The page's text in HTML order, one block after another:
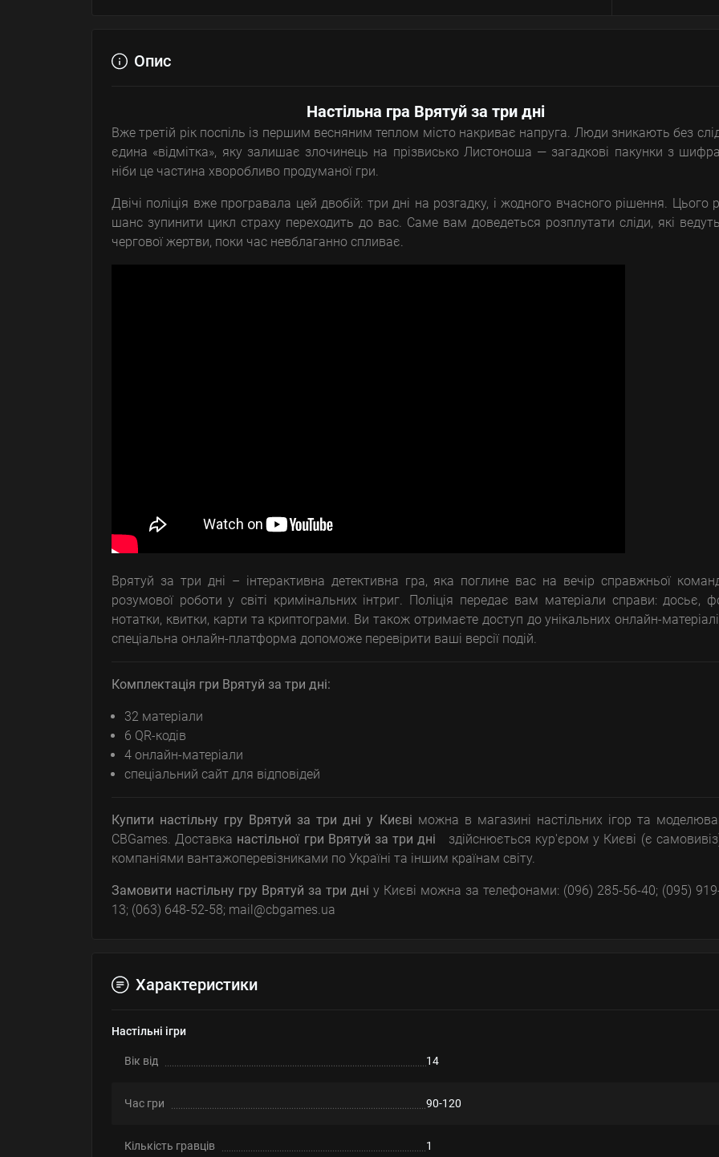
Опис
Настільна гра Врятуй за три дні
Вже третій рік поспіль із першим весняним теплом місто накриває напруга. Люди зникають без
єдина «відмітка», яку залишає злочинець на прізвисько Листоноша — загадкові пакунки з
ніби це частина хворобливо продуманої гри.
Двічі поліція вже програвала цей двобій: три дні на розгадку, і жодного вчасного рішення. Цього
шанс зупинити цикл страху переходить до вас. Саме вам доведеться розплутати сліди, які
чергової жертви, поки час невблаганно спливає.
Врятуй за три дні – інтерактивна детективна гра, яка поглине вас на вечір справжньої
розумової роботи у світі кримінальних інтриг. Поліція передає вам матеріали справи: досьє,
нотатки, квитки, карти та криптограми. Ви також отримаєте доступ до унікальних онлайн-
спеціальна онлайн-платформа допоможе перевірити ваші версії подій.
Комплектація гри Врятуй за три дні:
32 матеріали
6 QR-кодів
4 онлайн-матеріали
спеціальний сайт для відповідей
Купити настільну гру Врятуй за три дні у Києві можна в магазині настільних ігор та
CBGames. Доставка настільної гри Врятуй за три дні
здійснюється кур'єром у Києві (є
компаніями вантажоперевізниками по Україні та іншим країнам світу.
Замовити настільну гру Врятуй за три дні у Києві можна за телефонами: (096) 285-56-40; (095)
13; (063) 648-52-58; mail@cbgames.ua
Характеристики
Настільні ігри
Вік від 14
Час гри 90-120
Кількість гравців 1